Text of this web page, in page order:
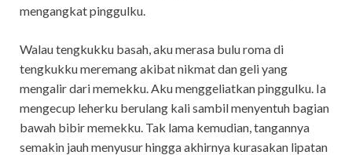
mengangkat pinggulku.
Walau tengkukku basah, aku merasa bulu roma di
tengkukku meremang akibat nikmat dan geli yang
mengalir dari memekku. Aku menggeliatkan pinggulku. Ia
mengecup leherku berulang kali sambil menyentuh bagian
bawah bibir memekku. Tak lama kemudian, tangannya
semakin jauh menyusur hingga akhirnya kurasakan lipatan